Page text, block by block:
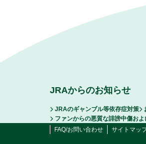
JRAからのお知らせ
JRAのギャンブル等依存症対策
ファンからの悪質な誹謗中傷お
FAQ/お問い合わせ
サイトマッ